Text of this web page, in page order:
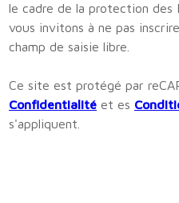
le cadre de la protection des
vous invitons à ne pas
champ de saisie libre.
Ce site est protégé par
Confidentialité et es
s'appliquent.